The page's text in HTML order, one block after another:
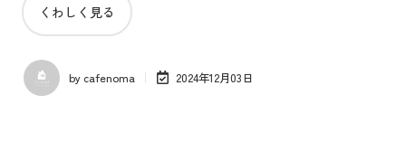
くわしく見る
by cafenoma 2024年12月03日